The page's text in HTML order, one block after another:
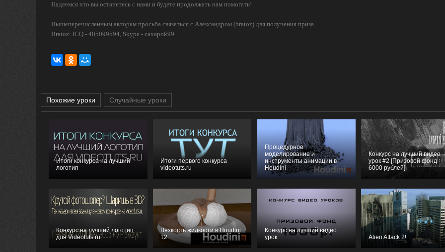
Надеемся что вы останетесь с нами и будете продолжать нам помогать!
Вышеперечисленным авторам просьба связаться с Александром (bratoz) для получения приза.
Bratoz: ICQ - 405099594, Skype - caxapok99
Похожие уроки Случайные уроки
Итоги конкурса на лучший
логотип
Итоги первого конкурса
videotuts.ru
Процедурное
моделирование и
инструменты анимации в
Houdini
Конкурс на лучший видео
урок #2 [Призовой фонд -
6000 рублей]
Конкурс на лучший логотип
для Videotuts.ru
Вязкость жидкости в Houdini
12
Конкурс на лучший видео
урок
Alien Attack 2!